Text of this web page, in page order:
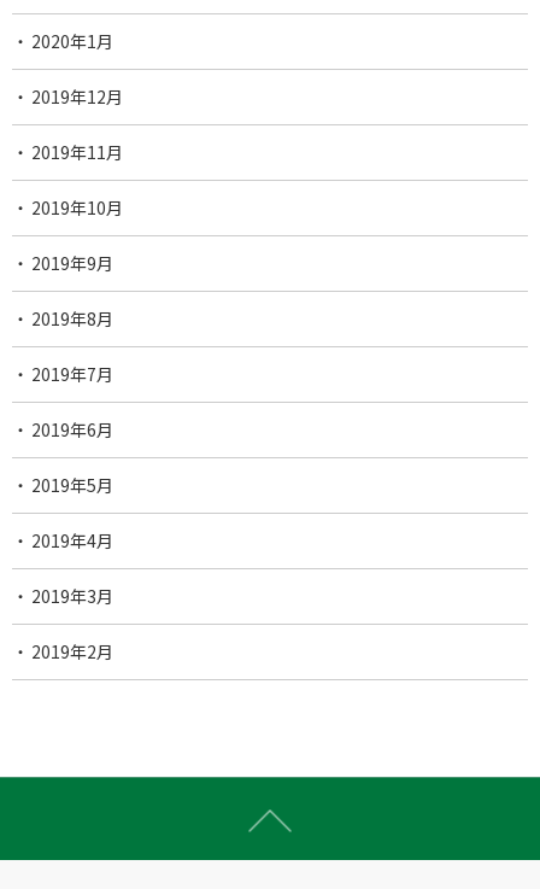
2020年1月
2019年12月
2019年11月
2019年10月
2019年9月
2019年8月
2019年7月
2019年6月
2019年5月
2019年4月
2019年3月
2019年2月